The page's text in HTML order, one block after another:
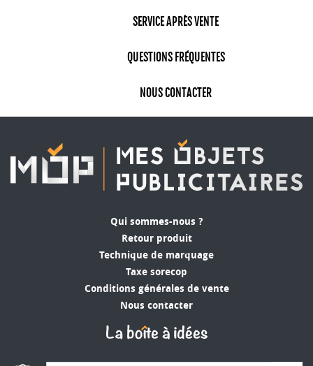
SERVICE APRÈS VENTE
QUESTIONS FRÉQUENTES
NOUS CONTACTER
Qui sommes-nous ?
Retour produit
Technique de marquage
Taxe sorecop
Conditions générales de vente
Nous contacter